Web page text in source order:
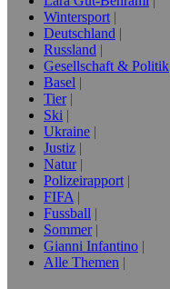
Wintersport
Deutschland
Russland
Gesellschaft & Politik
Basel
Tier
Ski
Ukraine
Justiz
Natur
Polizeirapport
FIFA
Fussball
Sommer
Gianni Infantino
Alle Themen